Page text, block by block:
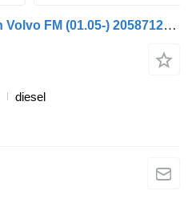
Radiateur de climatisation Volvo FM (01.05-) 20587125 pour camion Volvo FM7-FM12, FM, FMX (1998-2014)
diesel